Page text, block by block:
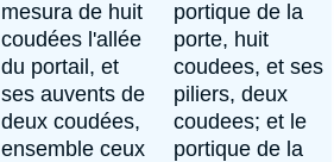
mesura de huit
coudées l'allée
du portail, et
ses auvents de
deux coudées,
ensemble ceux
portique de la
porte, huit
coudees, et ses
piliers, deux
coudees; et le
portique de la